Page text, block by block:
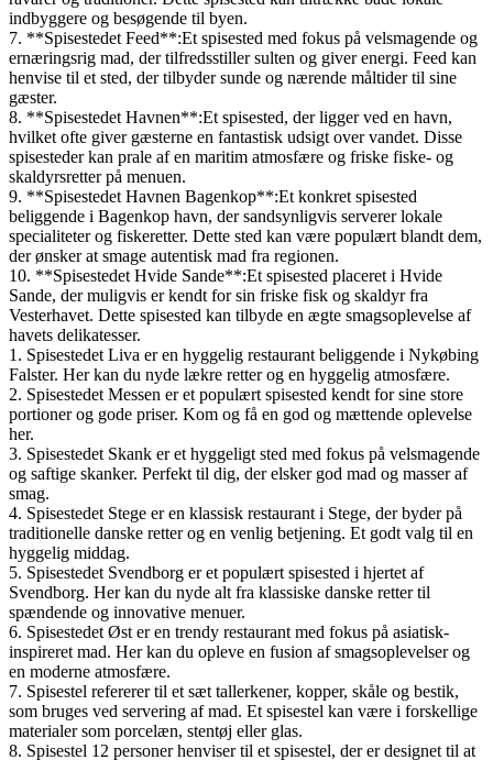
indbyggere og besøgende til byen.
7. **Spisestedet Feed**:Et spisested med fokus på velsmagende og
ernæringsrig mad, der tilfredsstiller sulten og giver energi. Feed kan
henvise til et sted, der tilbyder sunde og nærende måltider til sine
gæster.
8. **Spisestedet Havnen**:Et spisested, der ligger ved en havn,
hvilket ofte giver gæsterne en fantastisk udsigt over vandet. Disse
spisesteder kan prale af en maritim atmosfære og friske fiske- og
skaldyrsretter på menuen.
9. **Spisestedet Havnen Bagenkop**:Et konkret spisested
beliggende i Bagenkop havn, der sandsynligvis serverer lokale
specialiteter og fiskeretter. Dette sted kan være populært blandt dem,
der ønsker at smage autentisk mad fra regionen.
10. **Spisestedet Hvide Sande**:Et spisested placeret i Hvide
Sande, der muligvis er kendt for sin friske fisk og skaldyr fra
Vesterhavet. Dette spisested kan tilbyde en ægte smagsoplevelse af
havets delikatesser.
1. Spisestedet Liva er en hyggelig restaurant beliggende i Nykøbing
Falster. Her kan du nyde lækre retter og en hyggelig atmosfære.
2. Spisestedet Messen er et populært spisested kendt for sine store
portioner og gode priser. Kom og få en god og mættende oplevelse
her.
3. Spisestedet Skank er et hyggeligt sted med fokus på velsmagende
og saftige skanker. Perfekt til dig, der elsker god mad og masser af
smag.
4. Spisestedet Stege er en klassisk restaurant i Stege, der byder på
traditionelle danske retter og en venlig betjening. Et godt valg til en
hyggelig middag.
5. Spisestedet Svendborg er et populært spisested i hjertet af
Svendborg. Her kan du nyde alt fra klassiske danske retter til
spændende og innovative menuer.
6. Spisestedet Øst er en trendy restaurant med fokus på asiatisk-
inspireret mad. Her kan du opleve en fusion af smagsoplevelser og
en moderne atmosfære.
7. Spisestel refererer til et sæt tallerkener, kopper, skåle og bestik,
som bruges ved servering af mad. Et spisestel kan være i forskellige
materialer som porcelæn, stentøj eller glas.
8. Spisestel 12 personer henviser til et spisestel, der er designet til at